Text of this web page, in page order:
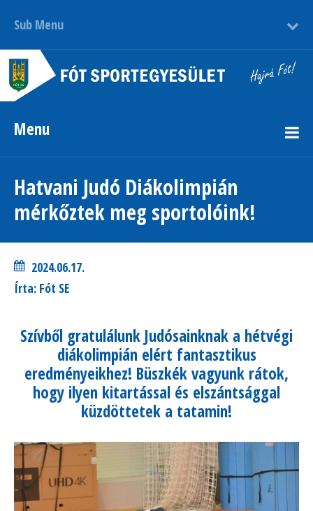
Sub Menu
Menu
Hatvani Judó Diákolimpián
mérkőztek meg sportolóink!
2024.06.17.
Írta: Fót SE
Szívből gratulálunk Judósainknak a hétvégi
diákolimpián elért fantasztikus
eredményeikhez! Büszkék vagyunk rátok,
hogy ilyen kitartással és elszántsággal
küzdöttetek a tatamin!